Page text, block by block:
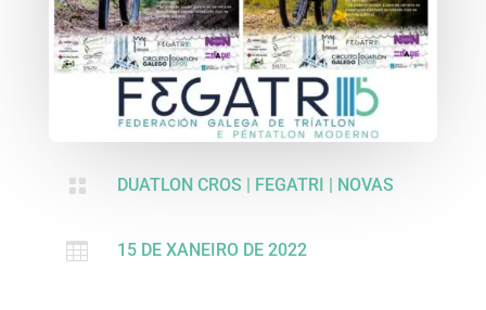
 DUATLON CROS FEGATRI NOVAS
 15 DE XANEIRO DE 2022